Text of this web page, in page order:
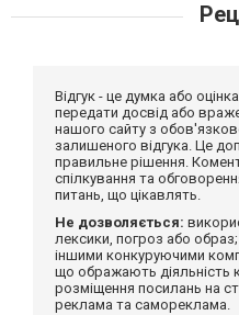
Відгук - це думка або
передати досвід або
нашого сайту з
залишеного відгука. Це
правильне рішення.
спілкування та
питань, що цікавлять.
Не дозволяється:
лексики, погроз або
іншими конкуруючими
що ображають діяльність
розміщення посилань на
реклама та самореклама.